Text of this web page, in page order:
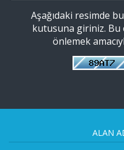
Aşağıdaki resimde
kutusuna giriniz. Bu
önlemek
ALAN